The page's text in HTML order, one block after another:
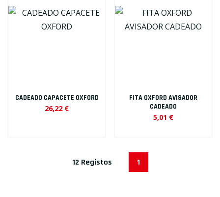
CADEADO CAPACETE OXFORD
26,22 €
FITA OXFORD AVISADOR
CADEADO
5,01 €
12 Registos 1